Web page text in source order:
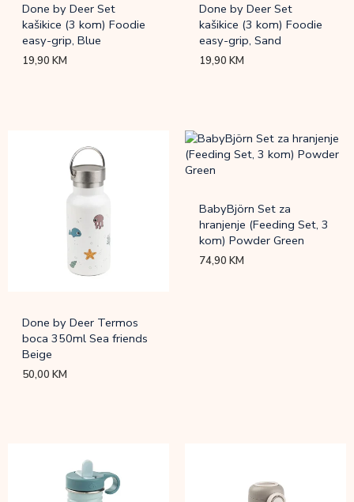
Done by Deer Set
kašikice (3 kom) Foodie
easy-grip, Blue
19,90KM
Done by Deer Set
kašikice (3 kom) Foodie
easy-grip, Sand
19,90KM
Done by Deer Termos
boca 350ml Sea friends
Beige
50,00KM
BabyBjörn Set za
hranjenje (Feeding Set, 3
kom) Powder Green
74,90KM